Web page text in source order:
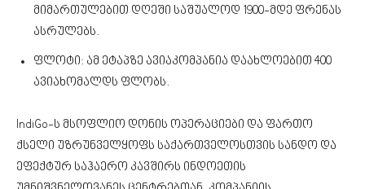
მიმართულებით დღეში საშუალოდ 1900-მდე ფრენას
ასრულებს.
ფლოტი: ამ ეტაპზე ავიაკომპანია დაახლოებით 400
ავიახომალდს ფლობს.
IndiGo-ს მსოფლიო დონის ოპერაციები და ფართო
ქსელი უზრუნველყოფს საქართველოსთვის სანდო და
ეფექტურ საჰაერო კავშირს ინდოეთის